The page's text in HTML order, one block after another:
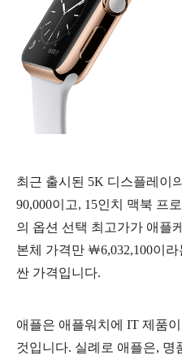
최근 출시된 5K 디스플레이
90,000이고, 15인치 맥북 프
의 옵션 선택 최고가가 애플
본체 가격만 ￦6,032,100이
싼 가격입니다.
애플은 애플워치에 IT 제품
것입니다. 실례로 애플은, 명